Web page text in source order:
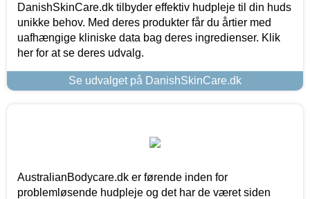
DanishSkinCare.dk tilbyder effektiv hudpleje til din huds
unikke behov. Med deres produkter får du årtier med
uafhængige kliniske data bag deres ingredienser. Klik
her for at se deres udvalg.
Se udvalget på DanishSkinCare.dk
AustralianBodycare.dk er førende inden for
problemløsende hudpleje og det har de været siden